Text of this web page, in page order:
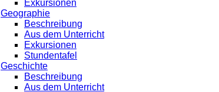
Exkursionen
Geographie
Beschreibung
Aus dem Unterricht
Exkursionen
Stundentafel
Geschichte
Beschreibung
Aus dem Unterricht